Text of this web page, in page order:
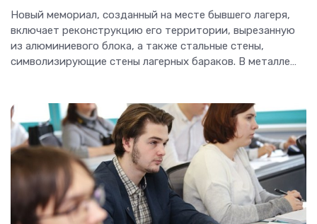
Новый мемориал, созданный на месте бывшего лагеря,
включает реконструкцию его территории, вырезанную
из алюминиевого блока, а также стальные стены,
символизирующие стены лагерных бараков. В металле